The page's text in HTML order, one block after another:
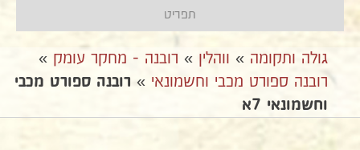
תפריט
גולה ותקומה » ווהלין » רובנה - מחקר עומק »
רובנה ספורט מכבי וחשמונאי » רובנה ספורט מכבי
וחשמונאי 7א